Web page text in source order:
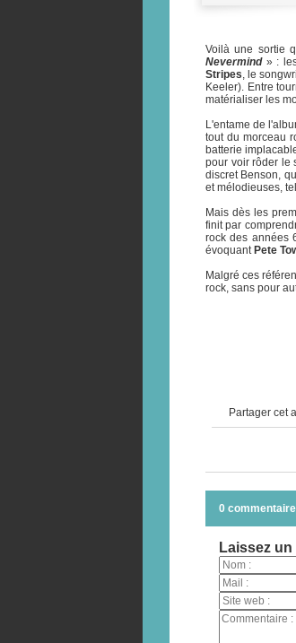
Voilà une sortie
Nevermind» : les
Stripes, le
Keeler). Entre
matérialiser les
L'entame de
tout du morceau
batterie
pour voir rôder le
discret Benson,
et mélodieuses,
Mais dès les
finit par
rock des années
évoquant Pete
Malgré ces
rock, sans pour
Partager cet
0 commentaire
Laissez